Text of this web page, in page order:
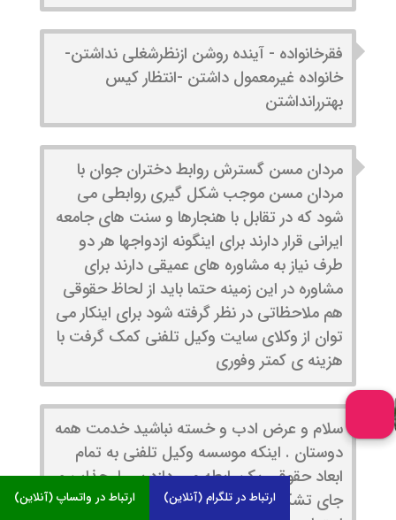
فقرخانواده - آینده روشن ازنظرشغلی نداشتن-
خانواده غیرمعمول داشتن -انتظار کیس
بهتررانداشتن
مردان مسن گسترش روابط دختران جوان با
مردان مسن موجب شکل گیری روابطی می
شود که در تقابل با هنجارها و سنت های جامعه
ایرانی قرار دارند برای اینگونه ازدواجها هر دو
طرف نیاز به مشاوره های عمیقی دارند برای
مشاوره در این زمینه حتما باید از لحاظ حقوقی
هم ملاحظاتی در نظر گرفته شود برای اینکار می
توان از وکلای سایت وکیل تلفنی کمک گرفت با
هزینه ی کمتر وفوری
سلام و عرض ادب و خسته نباشید خدمت همه
دوستان . اینکه موسسه وکیل تلفنی به تمام
ابعاد حقوقی یک رابطه میپردازد بسیار جذاب و
جای تشکر دارد . هم از منظر حقوقی و همارتباط در واتساپ (آنلاین) ارتباط در تلگرام (آنلاین)